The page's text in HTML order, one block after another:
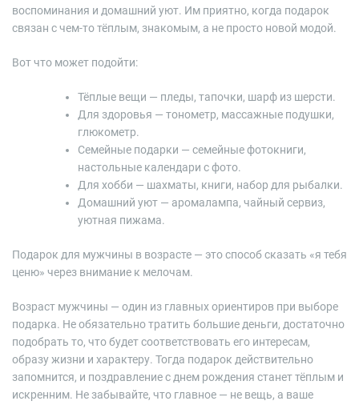
воспоминания и домашний уют. Им приятно, когда подарок
связан с чем-то тёплым, знакомым, а не просто новой модой.
Вот что может подойти:
Тёплые вещи — пледы, тапочки, шарф из шерсти.
Для здоровья — тонометр, массажные подушки,
глюкометр.
Семейные подарки — семейные фотокниги,
настольные календари с фото.
Для хобби — шахматы, книги, набор для рыбалки.
Домашний уют — аромалампа, чайный сервиз,
уютная пижама.
Подарок для мужчины в возрасте — это способ сказать «я тебя
ценю» через внимание к мелочам.
Возраст мужчины — один из главных ориентиров при выборе
подарка. Не обязательно тратить большие деньги, достаточно
подобрать то, что будет соответствовать его интересам,
образу жизни и характеру. Тогда подарок действительно
запомнится, и поздравление с днем рождения станет тёплым и
искренним. Не забывайте, что главное — не вещь, а ваше